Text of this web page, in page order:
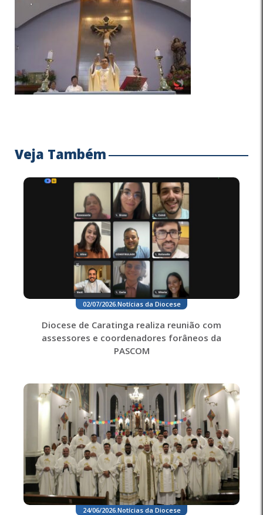
Veja Também
02/07/2026. Notícias da Diocese
Diocese de Caratinga realiza reunião com
assessores e coordenadores forâneos da
PASCOM
24/06/2026. Notícias da Diocese